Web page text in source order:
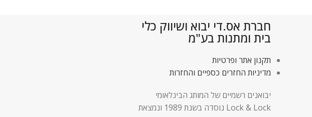
חברת אס.די יבוא ושיווק כלי
בית ומתנות בע"מ
תקנון אתר ופרטיות
מדיניות החזרים כספיים והחזרות
יבואנים רשמיים של המותג הבינלאומי
Lock & Lock נוסדה בשנת 1989 ונמצאת